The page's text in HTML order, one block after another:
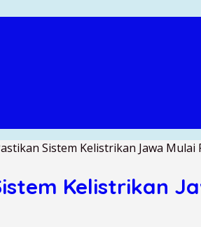
Sistem Kelistrikan Jawa
Kelistrikan